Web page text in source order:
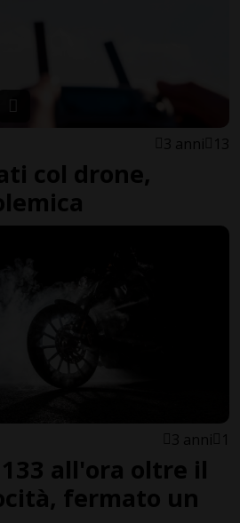
3 anni 13
col drone,
3 anni 1
all'ora oltre il
fermato un